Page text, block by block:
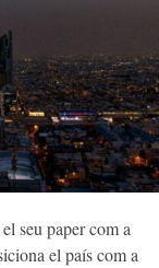
seu paper com a
el país com a